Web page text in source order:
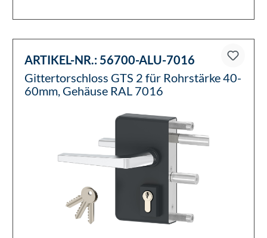
ARTIKEL-NR.: 56700-ALU-7016
Gittertorschloss GTS 2 für Rohrstärke 40-
60mm, Gehäuse RAL 7016